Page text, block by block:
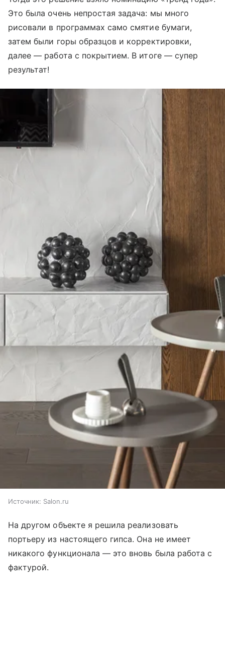
Это была очень непростая задача: мы много
рисовали в программах само смятие бумаги,
затем были горы образцов и корректировки,
далее — работа с покрытием. В итоге — супер
результат!
Источник: Salon.ru
На другом объекте я решила реализовать
портьеру из настоящего гипса. Она не имеет
никакого функционала — это вновь была работа с
фактурой.